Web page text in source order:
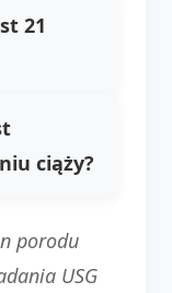
21
ciąży?
porodu
USG